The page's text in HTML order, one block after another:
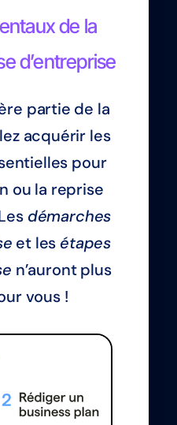
de la
d’entreprise
partie de la
acquérir les
pour
ou la reprise
démarches
et les étapes
n’auront plus
vous !